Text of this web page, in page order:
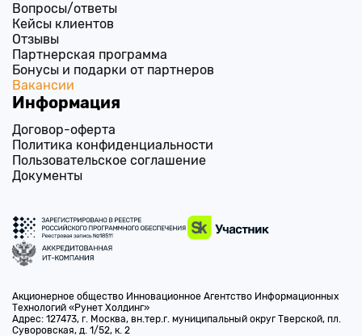
Вопросы/ответы
Кейсы клиентов
Отзывы
Партнерская программа
Бонусы и подарки от партнеров
Вакансии
Информация
Договор-оферта
Политика конфиденциальности
Пользовательское соглашение
Документы
Акционерное общество Инновационное Агентство Информационных
Технологий «Рунет Холдинг»
Адрес: 127473, г. Москва, вн.тер.г. муниципальный округ Тверской, пл.
Суворовская, д. 1/52, к. 2